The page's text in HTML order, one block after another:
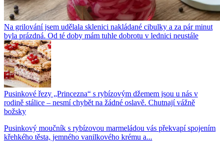
Na grilování jsem udělala sklenici nakládané cibulky a za pár minut
byla prázdná. Od té doby mám tuhle dobrotu v lednici neustále
Pusinkové řezy „Princezna“ s rybízovým džemem jsou u nás v
rodině stálice – nesmí chybět na žádné oslavě. Chutnají vážně
božsky
Pusinkový moučník s rybízovou marmeládou vás překvapí spojením
křehkého těsta, jemného vanilkového krému a...